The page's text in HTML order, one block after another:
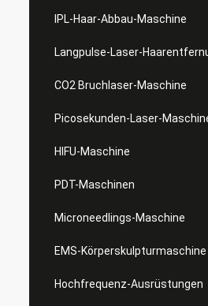
IPL-Haar-Abbau-Maschine
Langpulse-Laser-
CO2 Bruchlaser-Maschine
Picosekunden-Laser-
HIFU-Maschine
PDT-Maschinen
Microneedlings-Maschine
EMS-Körperskulpturmaschine
Hochfrequenz-Ausrüstungen